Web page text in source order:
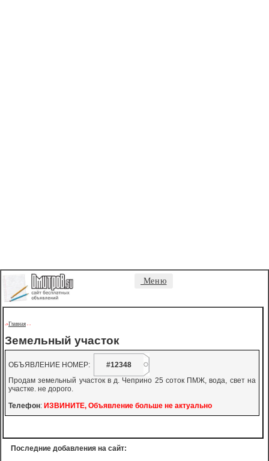
Меню
->Главная - -
Земельный участок
ОБЪЯВЛЕНИЕ НОМЕР:
#12348
Продам земельный участок в д. Чеприно 25 соток ПМЖ, вода, свет на
участке. не дорого.
Телефон: ИЗВИНИТЕ, Объявление больше не актуально
Последние добавления на сайт: